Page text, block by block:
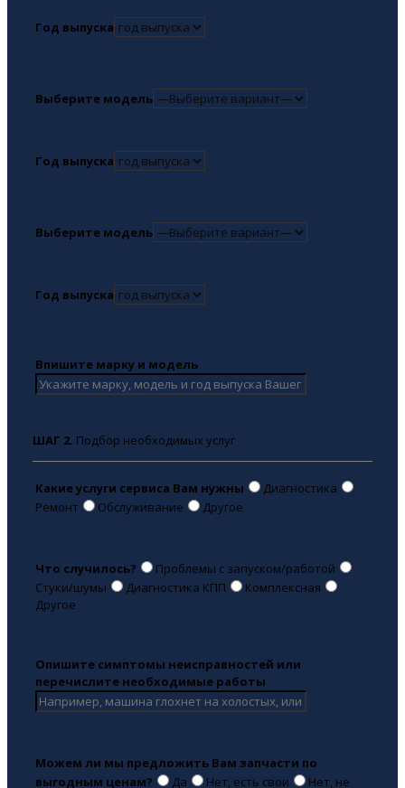
Год выпуска
Выберите модель
Год выпуска
Выберите модель
Год выпуска
Впишите марку и модель
ШАГ 2. Подбор необходимых услуг
Какие услуги сервиса Вам нужны
Диагностика
Ремонт
Обслуживание Другое
Что случилось?
Проблемы с запуском/работой
Стуки/шумы
Диагностика КПП
Комплексная
Другое
Опишите симптомы неисправностей или
перечислите необходимые работы
Можем ли мы предложить Вам запчасти по
выгодным ценам?
Да Нет, есть свои Нет, не